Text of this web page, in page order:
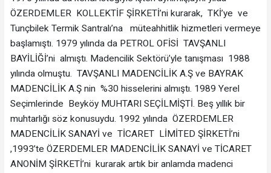
ÖZERDEMLER KOLLEKTİF ŞİRKETİ’ni kurarak, TKİ’ye ve
Tunçbilek Termik Santralı’na müteahhitlik hizmetleri vermeye
başlamıştı. 1979 yılında da PETROL OFİSİ TAVŞANLI
BAYİLİĞİ’ni almıştı. Madencilik Sektörü’yle tanışması 1988
yılında olmuştu. TAVŞANLI MADENCİLİK A.Ş ve BAYRAK
MADENCİLİK A.Ş nin %30 hisselerini almıştı. 1989 Yerel
Seçimlerinde Beyköy MUHTARI SEÇİLMİŞTİ. Beş yıllık bir
muhtarlığı söz konusuydu. 1992 yılında ÖZERDEMLER
MADENCİLİK SANAYİ ve TİCARET LİMİTED ŞİRKETİ’ni
,1993’te ÖZERDEMLER MADENCİLİK SANAYİ ve TİCARET
ANONİM ŞİRKETİ’ni kurarak artık bir anlamda madenci